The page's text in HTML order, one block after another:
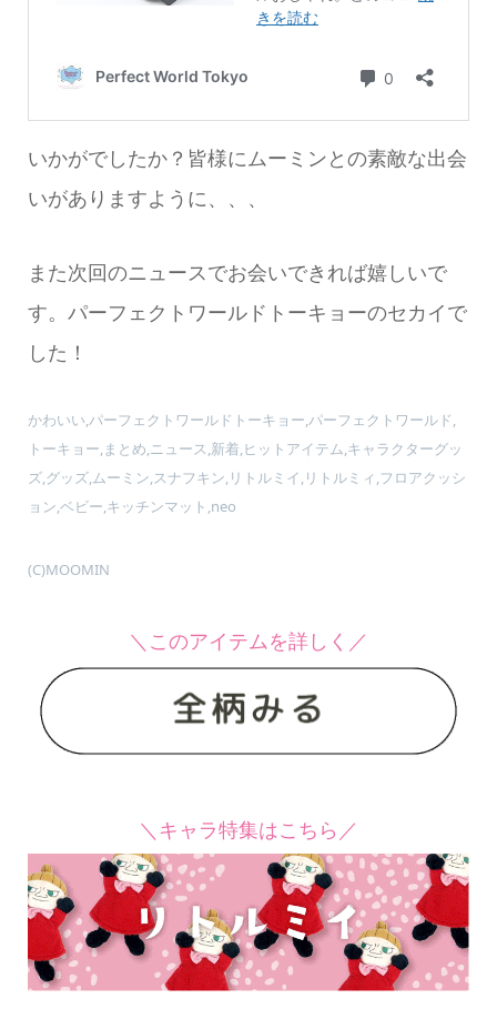
いかがでしたか？皆様にムーミンとの素敵な出会
いがありますように、、、
また次回のニュースでお会いできれば嬉しいで
す。パーフェクトワールドトーキョーのセカイで
した！
かわいい,パーフェクトワールドトーキョー,パーフェクトワールド,
トーキョー,まとめ,ニュース,新着,ヒットアイテム,キャラクターグッ
ズ,グッズ,ムーミン,スナフキン,リトルミイ,リトルミィ,フロアクッシ
ョン,ベビー,キッチンマット,neo
(C)MOOMIN
＼このアイテムを詳しく／
＼キャラ特集はこちら／